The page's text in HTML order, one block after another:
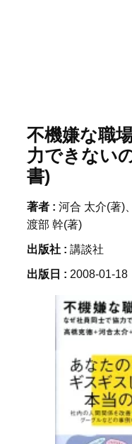
不機嫌な職
力できない
書)
著者 : 河合 太介(著)
渡部 幹(著)
出版社 : 講談社
出版日 : 2008-01-18